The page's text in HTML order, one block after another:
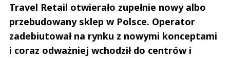
Travel Retail otwierało zupełnie nowy albo
przebudowany sklep w Polsce. Operator
zadebiutował na rynku z nowymi konceptami
i coraz odważniej wchodził do centrów i